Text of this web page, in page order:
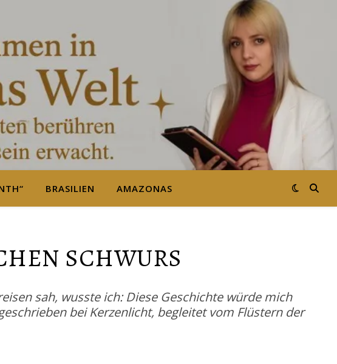
BRASILIEN AMAZONAS
SCHWURS
sah, wusste ich: Diese Geschichte würde mich
bei Kerzenlicht, begleitet vom Flüstern der